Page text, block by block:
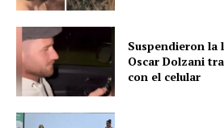
Suspendieron la
Oscar Dolzani
con el celular